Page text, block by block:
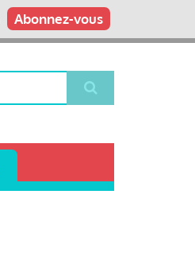
Abonnez-vous